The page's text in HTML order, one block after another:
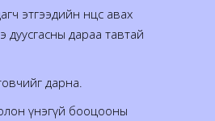
нөөцөөс авах
дуусгасны дараа тавтай
дарна.
үнэгүй бооцооны